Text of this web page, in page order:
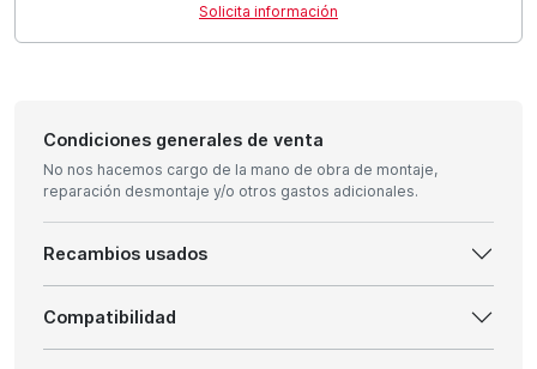
Solicita información
Condiciones generales de venta
No nos hacemos cargo de la mano de obra de montaje,
reparación desmontaje y/o otros gastos adicionales.
Recambios usados
Compatibilidad